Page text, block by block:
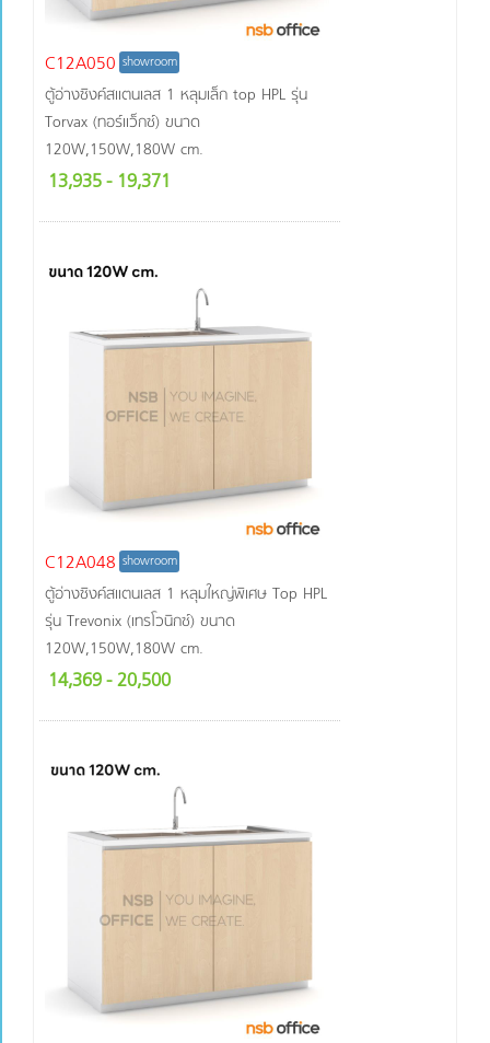
C12A050 showroom
ตู้อ่างซิงค์สแตนเลส 1 หลุมเล็ก top HPL รุ่น
Torvax (ทอร์แว็กซ์) ขนาด
120W,150W,180W cm.
13,935- 19,371
C12A048 showroom
ตู้อ่างซิงค์สแตนเลส 1 หลุมใหญ่พิเศษ Top HPL
รุ่น Trevonix (เทรโวนิกซ์) ขนาด
120W,150W,180W cm.
14,369- 20,500